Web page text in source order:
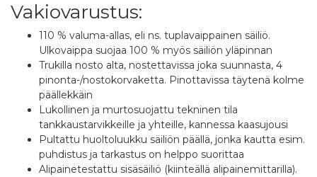
Vakiovarustus:
110 % valuma-allas, eli ns. tuplavaippainen säiliö.
Ulkovaippa suojaa 100 % myös säiliön yläpinnan
Trukilla nosto alta, nostettavissa joka suunnasta, 4
pinonta-/nostokorvaketta. Pinottavissa täytenä kolme
päällekkäin
Lukollinen ja murtosuojattu tekninen tila
tankkaustarvikkeille ja yhteille, kannessa kaasujousi
Pultattu huoltoluukku säiliön päällä, jonka kautta esim.
puhdistus ja tarkastus on helppo suorittaa
Alipainetestattu sisäsäiliö (kiinteällä alipainemittarilla).